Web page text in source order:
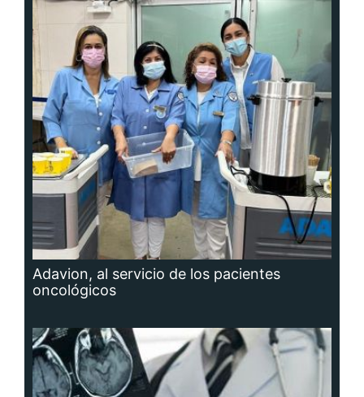
Adavion, al servicio de los pacientes
oncológicos